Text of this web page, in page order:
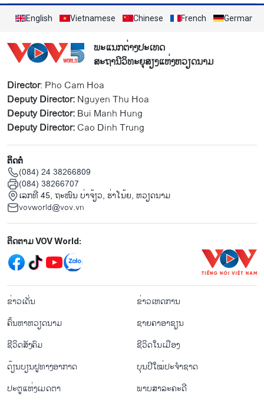
English Vietnamese Chinese French German
ພະແນກຕ່າງປະເທດ
ສະຖານີວິທະຍຸສຽງແຫ່ງຫວຽດນາມ
Director: Pho Cam Hoa
Deputy Director:Nguyen Thu Hoa
Deputy Director:Bui Manh Hung
Deputy Director:Cao Dinh Trung
ຕິດຕໍ່
(084) 24 38266809
(084) 38266707
ເລກທີ 45, ຖະໜົນ ບ່າ​ຈ້ຽວ, ຮ່າ​ໂນ້ຍ, ຫວຽດນາມ
vovworld@vov.vn
Mạng xã hội
ຕິດຕາມ VOV World:
menu footer tiếng Lào
ຂ່າວເດັ່ນ
ຂ່າວເຫດການ
ຄົ້ນຫາຫວຽດນາມ
ຊາຍຄາອາຊຽນ
ຊີ​ວິດ​ສັງ​ຄົມ
ຊີ​ວິດ​ໃນ​ເມືອງ
ດ້ຽນບຽນ​ຝູທາງ​ອາກາດ
ບຸນປີໃໝ່ປະຈຳຊາດ
ປະຕູແຫ່ງເມດຕາ
ພາບສາລະຄະດີ